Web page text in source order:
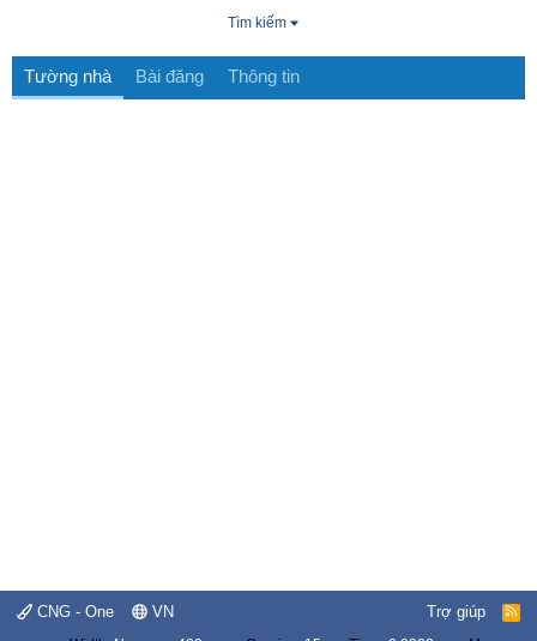
Tìm kiếm
Tường nhà Bài đăng Thông tin
CNG - One VN Trợ giúp
R